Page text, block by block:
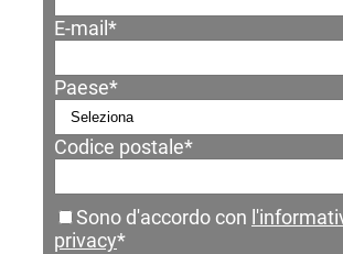
E-mail *
Paese*
Codice postale*
Sono d'accordo con
privacy*